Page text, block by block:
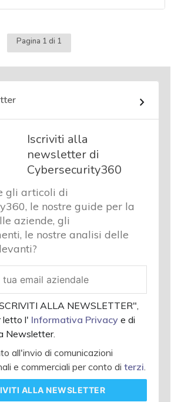
Pagina 1 di 1
Iscriviti alla
newsletter di
Cybersecurity360
gli articoli di
le nostre guide per la
aziende, gli
le nostre analisi delle
ALLA NEWSLETTER",
letto l' Informativa Privacy e di
Newsletter.
all'invio di comunicazioni
e commerciali per conto di terzi.
ALLA NEWSLETTER